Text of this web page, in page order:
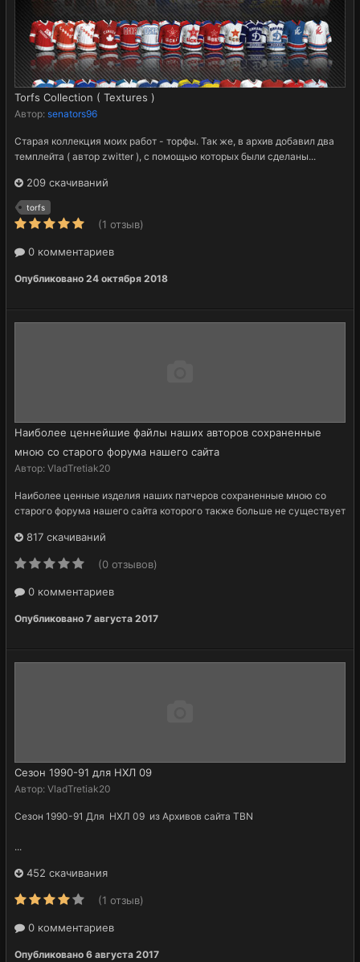
Torfs Collection ( Textures )
Автор: senators96
Старая коллекция моих работ - торфы. Так же, в архив добавил два
темплейта ( автор zwitter ), с помощью которых были сделаны...
209 скачиваний
torfs
(1 отзыв)
0 комментариев
Опубликовано 24 октября 2018
Наиболее ценнейшие файлы наших авторов сохраненные
мною со старого форума нашего сайта
Автор: VladTretiak20
Наиболее ценные изделия наших патчеров сохраненные мною со
старого форума нашего сайта которого также больше не существует
817 скачиваний
(0 отзывов)
0 комментариев
Опубликовано 7 августа 2017
Сезон 1990-91 для НХЛ 09
Автор: VladTretiak20
Сезон 1990-91 Для НХЛ 09 из Архивов сайта TBN
...
452 скачивания
(1 отзыв)
0 комментариев
Опубликовано 6 августа 2017